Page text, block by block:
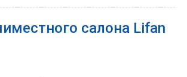
салона Lifan